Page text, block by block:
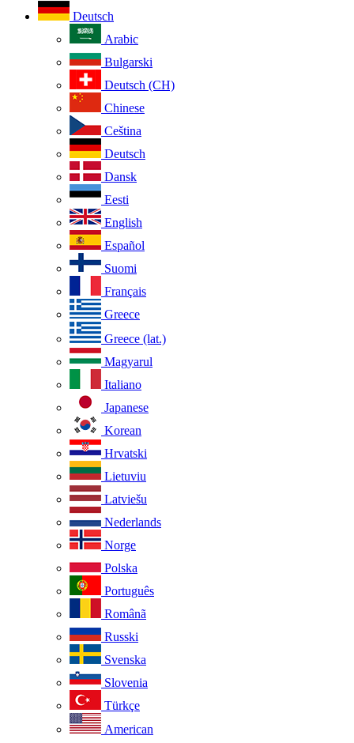
Deutsch
Arabic
Bulgarski
Deutsch (CH)
Chinese
Ceština
Deutsch
Dansk
Eesti
English
Español
Suomi
Français
Greece
Greece (lat.)
Magyarul
Italiano
Japanese
Korean
Hrvatski
Lietuviu
Latviešu
Nederlands
Norge
Polska
Português
Românã
Russki
Svenska
Slovenia
Türkçe
American